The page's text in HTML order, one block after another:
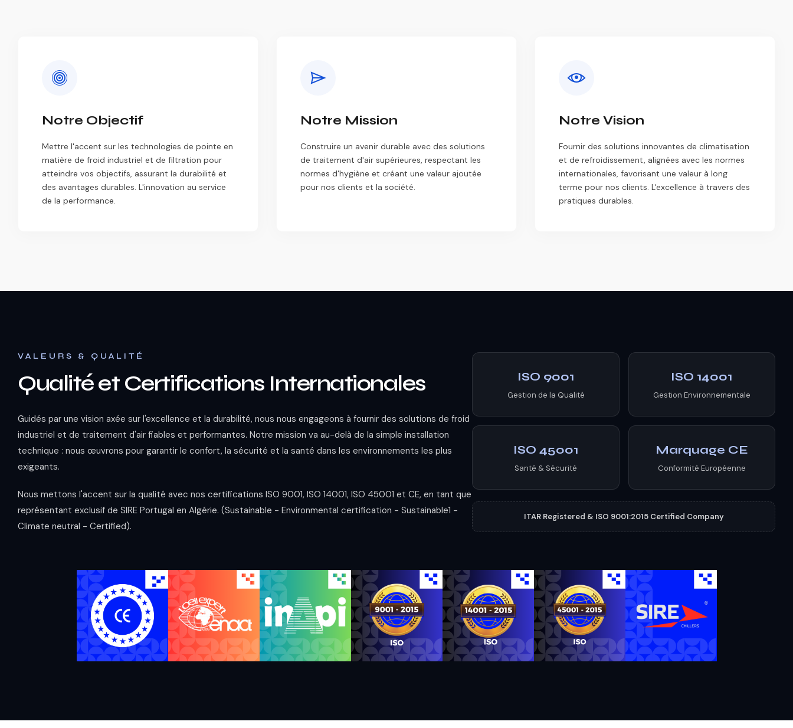
Notre Objectif
Mettre l'accent sur les technologies de pointe en
matière de froid industriel et de filtration pour
atteindre vos objectifs, assurant la durabilité et
des avantages durables. L'innovation au service
de la performance.
Notre Mission
Construire un avenir durable avec des solutions
de traitement d'air supérieures, respectant les
normes d'hygiène et créant une valeur ajoutée
pour nos clients et la société.
Notre Vision
Fournir des solutions innovantes de climatisation
et de refroidissement, alignées avec les normes
internationales, favorisant une valeur à long
terme pour nos clients. L'excellence à travers des
pratiques durables.
VALEURS & QUALITÉ
Qualité et Certifications Internationales
Guidés par une vision axée sur l'excellence et la durabilité, nous nous engageons à fournir des solutions de froid
industriel et de traitement d'air fiables et performantes. Notre mission va au-delà de la simple installation
technique : nous œuvrons pour garantir le confort, la sécurité et la santé dans les environnements les plus
exigeants.
Nous mettons l'accent sur la qualité avec nos certifications ISO 9001, ISO 14001, ISO 45001 et CE, en tant que
représentant exclusif de SIRE Portugal en Algérie. (Sustainable - Environmental certification - Sustainable1 -
Climate neutral - Certified).
ISO 9001
Gestion de la Qualité
ISO 14001
Gestion Environnementale
ISO 45001
Santé & Sécurité
Marquage CE
Conformité Européenne
ITAR Registered & ISO 9001:2015 Certified Company